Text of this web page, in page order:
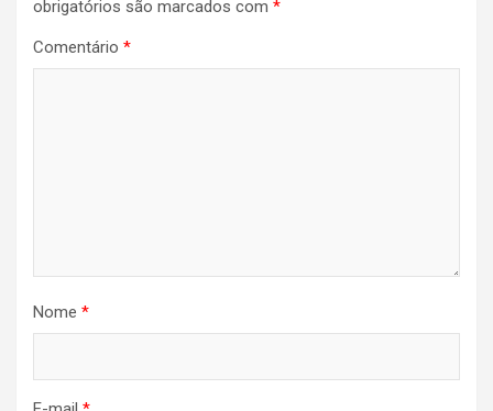
obrigatórios são marcados com *
Comentário *
Nome *